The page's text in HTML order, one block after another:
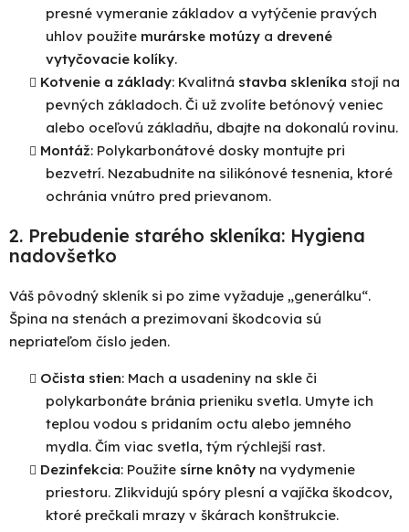
presné vymeranie základov a vytýčenie pravých
uhlov použite murárske motúzy a drevené
vytyčovacie kolíky.
Kotvenie a základy: Kvalitná stavba skleníka stojí na
pevných základoch. Či už zvolíte betónový veniec
alebo oceľovú základňu, dbajte na dokonalú rovinu.
Montáž: Polykarbonátové dosky montujte pri
bezvetrí. Nezabudnite na silikónové tesnenia, ktoré
ochránia vnútro pred prievanom.
2. Prebudenie starého skleníka: Hygiena
nadovšetko
Váš pôvodný skleník si po zime vyžaduje „generálku“.
Špina na stenách a prezimovaní škodcovia sú
nepriateľom číslo jeden.
Očista stien: Mach a usadeniny na skle či
polykarbonáte bránia prieniku svetla. Umyte ich
teplou vodou s pridaním octu alebo jemného
mydla. Čím viac svetla, tým rýchlejší rast.
Dezinfekcia: Použite sírne knôty na vydymenie
priestoru. Zlikvidujú spóry plesní a vajíčka škodcov,
ktoré prečkali mrazy v škárach konštrukcie.